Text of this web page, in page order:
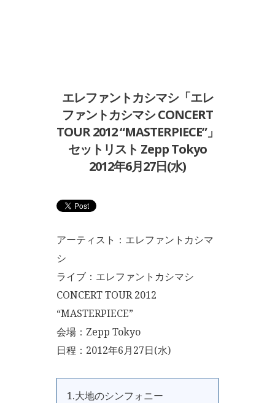
エレファントカシマシ「エレ
ファントカシマシ CONCERT
TOUR 2012 “MASTERPIECE”」
セットリスト Zepp Tokyo
2012年6月27日(水)
アーティスト：エレファントカシマ
シ
ライブ：エレファントカシマシ
CONCERT TOUR 2012
“MASTERPIECE”
会場：Zepp Tokyo
日程：2012年6月27日(水)
1.大地のシンフォニー